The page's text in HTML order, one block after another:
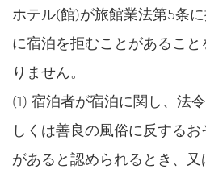
ホテル(館)が旅館業法第5条
に宿泊を拒むことがあるこ
りません。
(1) 宿泊者が宿泊に関し、法
しくは善良の風俗に反するお
があると認められるとき、